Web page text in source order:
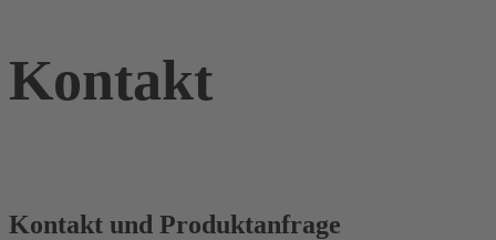
Kontakt
Kontakt und Produktanfrage